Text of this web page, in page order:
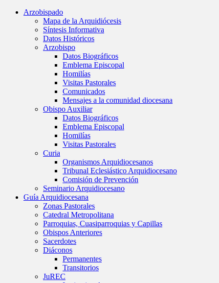
Arzobispado
Mapa de la Arquidiócesis
Síntesis Informativa
Datos Históricos
Arzobispo
Datos Biográficos
Emblema Episcopal
Homilías
Visitas Pastorales
Comunicados
Mensajes a la comunidad diocesana
Obispo Auxiliar
Datos Biográficos
Emblema Episcopal
Homilías
Visitas Pastorales
Curia
Organismos Arquidiocesanos
Tribunal Eclesiástico Arquidiocesano
Comisión de Prevención
Seminario Arquidiocesano
Guía Arquidiocesana
Zonas Pastorales
Catedral Metropolitana
Parroquias, Cuasiparroquias y Capillas
Obispos Anteriores
Sacerdotes
Diáconos
Permanentes
Transitorios
JuREC